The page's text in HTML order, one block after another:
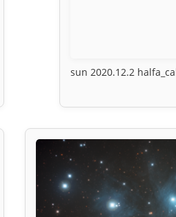
sun 2020.12.2